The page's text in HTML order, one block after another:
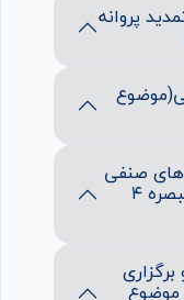
پروانه
صنفی
در شهرها و بخش ها ( موضوع تبصره ۴
موضوع